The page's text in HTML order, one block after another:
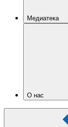
Медиатека
О нас